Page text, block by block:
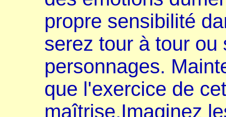
propre sensibilité
serez tour à tour
personnages.
que l'exercice de
maîtrise.Imaginez